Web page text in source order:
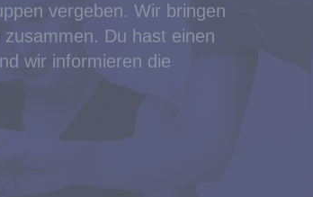
vergeben. Wir bringen
Du hast einen
wir informieren die